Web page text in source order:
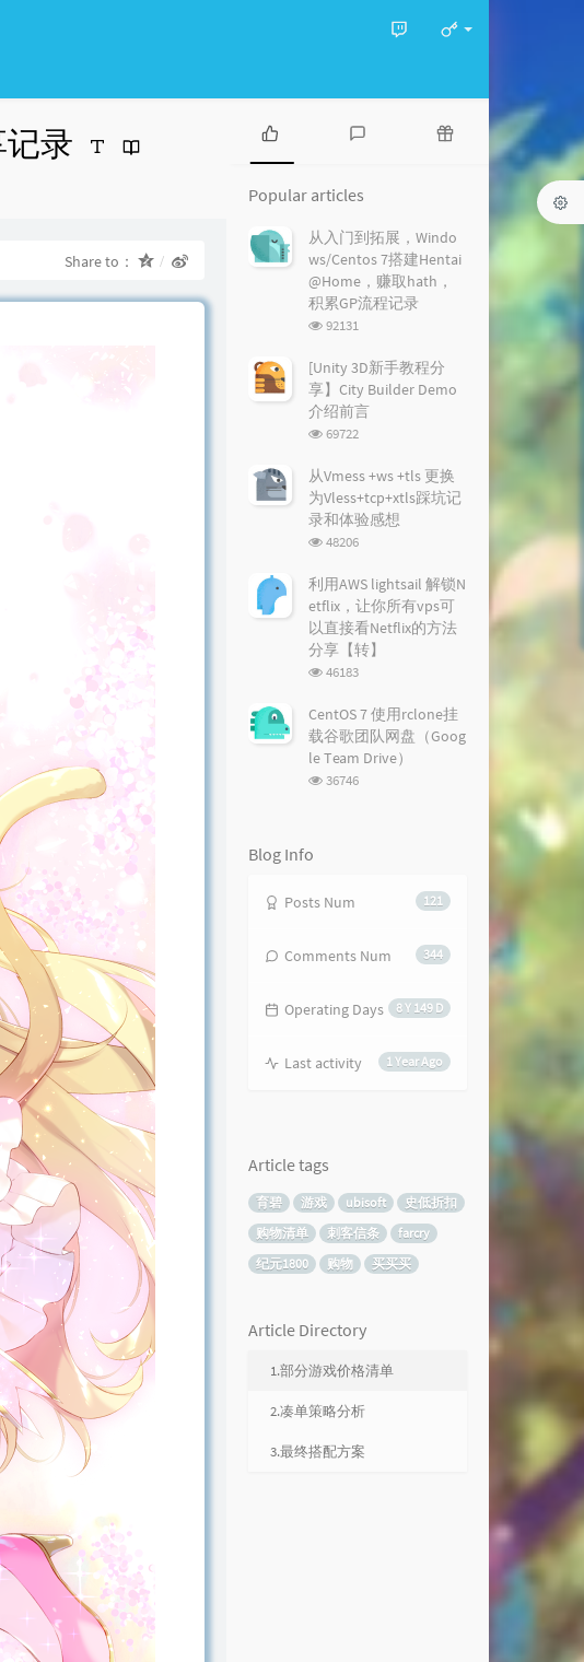
记录
Share to：
P
p
u
l
a
t
i
c
s
t
e
s
c
o
m
n
t
d
o
a
Popular articles
从入门到拓展，Windo
ws/Centos 7搭建Hentai
@Home，赚取hath，
积累GP流程记录
浏
次
数:
92131
[Unity 3D新手教程分
享】City Builder Demo
介绍前言
浏
次
数:
69722
从Vmess +ws +tls 更换
为Vless+tcp+xtls踩坑记
录和体验感想
浏
次
数:
48206
利用AWS lightsail 解锁N
etflix，让你所有vps可
以直接看Netflix的方法
分享【转】
浏
次
数:
46183
CentOS 7 使用rclone挂
载谷歌团队网盘（Goog
le Team Drive）
浏
36746
Blog Info
121
Posts Num
344
Comments Num
8 Y 149 D
Operating Days
1 Year Ago
Last activity
Article tags
育碧 游戏 ubisoft
史低折扣
购物清单
刺客信条
farcry
纪元1800
购物 买买买
Article Directory
1.部分游戏价格清单
2.凑单策略分析
3.最终搭配方案